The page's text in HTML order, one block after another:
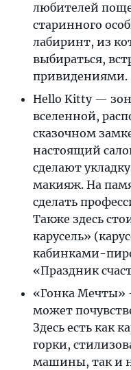
любителей
старинного
лабиринт, из
выбираться,
привидениями.
Hello Kitty —
вселенной,
сказочном
настоящий
сделают
макияж. На
сделать
Также здесь
карусель»
кабинками-
«Праздник
«Гонка Мечты»
может
Здесь есть как
горки,
машины, так и